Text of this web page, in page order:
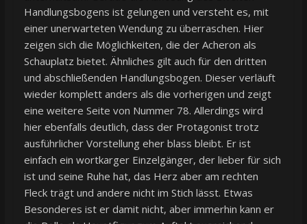
Handlungsbogens ist gelungen und versteht es, mit
einer unerwarteten Wendung zu überraschen. Hier
zeigen sich die Möglichkeiten, die der Acheron als
Schauplatz bietet. Ähnliches gilt auch für den dritten
und abschließenden Handlungsbogen. Dieser verläuft
wieder komplett anders als die vorherigen und zeigt
eine weitere Seite von Nummer 78. Allerdings wird
hier ebenfalls deutlich, dass der Protagonist trotz
ausführlicher Vorstellung eher blass bleibt. Er ist
einfach ein wortkarger Einzelgänger, der lieber für sich
ist und seine Ruhe hat, das Herz aber am rechten
Fleck trägt und andere nicht im Stich lässt. Etwas
Besonderes ist er damit nicht, aber immerhin kann er